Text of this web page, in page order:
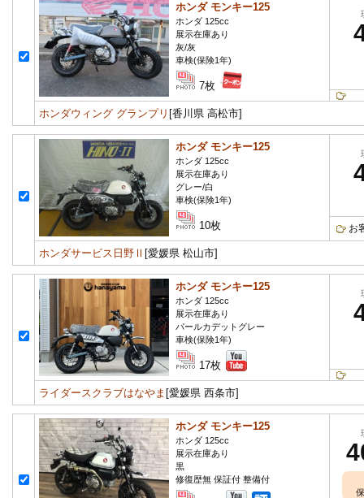
ホンダ モンキー125
ホンダ 125cc
展示在庫あり
灰/灰
車検(保険1年)
7枚
ホンダウィング グランプリ [香川県 高松市]
ホンダ モンキー125
ホンダ 125cc
展示在庫あり
グレー/白
車検(保険1年)
10枚 お
ホンダサービス日野Ⅱ [愛媛県 松山市]
ホンダ モンキー125
ホンダ 125cc
展示在庫あり
パールカデットグレー
車検(保険1年)
17枚
ライダースクラブはなやま [愛媛県 西条市]
ホンダ モンキー125
ホンダ 125cc
展示在庫あり
黒
修復歴無 保証付 整備付